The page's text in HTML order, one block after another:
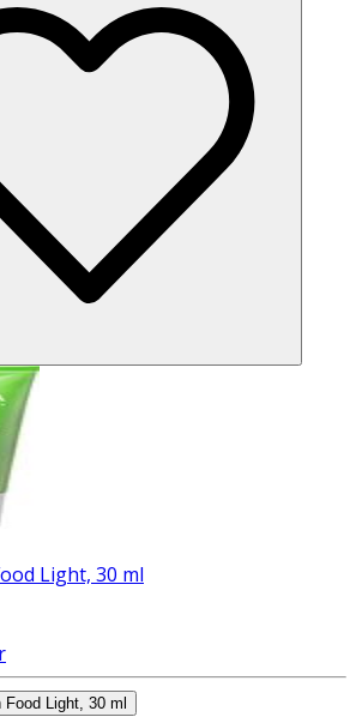
Light, 30 ml
Skin Food Light, 30 ml